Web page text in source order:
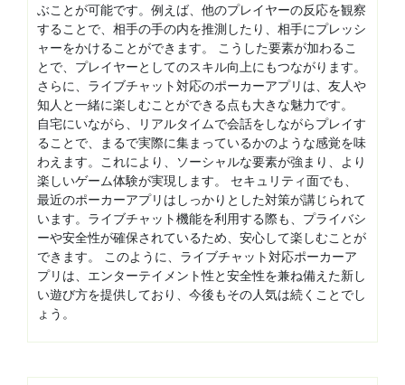
ぶことが可能です。例えば、他のプレイヤーの反応を観察
することで、相手の手の内を推測したり、相手にプレッシ
ャーをかけることができます。 こうした要素が加わるこ
とで、プレイヤーとしてのスキル向上にもつながります。
さらに、ライブチャット対応のポーカーアプリは、友人や
知人と一緒に楽しむことができる点も大きな魅力です。
自宅にいながら、リアルタイムで会話をしながらプレイす
ることで、まるで実際に集まっているかのような感覚を味
わえます。これにより、ソーシャルな要素が強まり、より
楽しいゲーム体験が実現します。 セキュリティ面でも、
最近のポーカーアプリはしっかりとした対策が講じられて
います。ライブチャット機能を利用する際も、プライバシ
ーや安全性が確保されているため、安心して楽しむことが
できます。 このように、ライブチャット対応ポーカーア
プリは、エンターテイメント性と安全性を兼ね備えた新し
い遊び方を提供しており、今後もその人気は続くことでし
ょう。